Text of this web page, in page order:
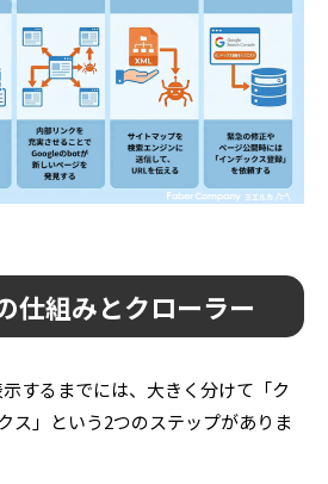
仕組みとクローラー
するまでには、大きく分けて「ク
ス」という2つのステップがありま